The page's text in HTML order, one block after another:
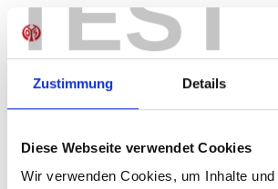
Zustimmung Details
Diese Webseite verwendet Cookies
Wir verwenden Cookies, um Inhalte
Produkt Anzahl: Gib den
Anzahl
IN DEN WARENKORB